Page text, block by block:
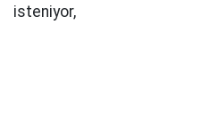
isteniyor,